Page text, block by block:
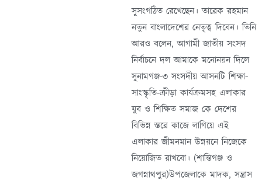
সুসংগঠিত রেখেছেন। তারেক রহমান
নতুন বাংলাদেশের নেতৃত্ব দিবেন। তিনি
আরও বলেন, আগামী জাতীয় সংসদ
নির্বাচনে দল আমাকে মনোনয়ন দিলে
সুনামগঞ্জ-৩ সংসদীয় আসনটি শিক্ষা-
সাংস্কৃতি-ক্রীড়া কার্যক্রমসহ এলাকার
যুব ও শিক্ষিত সমাজ কে দেশের
বিভিন্ন স্তরে কাজে লাগিয়ে এই
এলাকার জীমনমান উন্নয়নে নিজেকে
নিয়োজিত রাখবো। (শান্তিগঞ্জ ও
জগন্নাথপুর)উপজেলাকে মাদক, সন্ত্রাস